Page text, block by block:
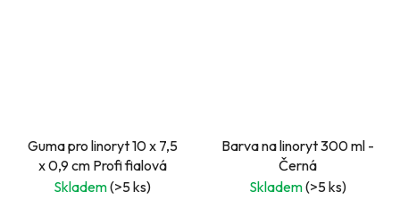
Guma pro linoryt 10 x 7,5
x 0,9 cm Profi fialová
Skladem(>5 ks)
Barva na linoryt 300 ml -
Černá
Skladem(>5 ks)